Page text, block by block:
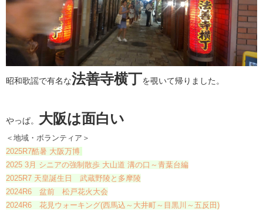
昭和歌謡で有名な法善寺横丁を覗いて帰りました。
やっぱ。 大阪は面白い
＜地域・ボランティア＞
2025R7酷暑 大阪万博
2025 3月 シニアの強制散歩 大山道 溝の口～青葉台編
2025R7 天皇誕生日 武蔵野陵と多摩陵
2024R6 盆前 松戸花火大会
2024R6 花見ウォーキング(西馬込～大井町～目黒川～五反田)